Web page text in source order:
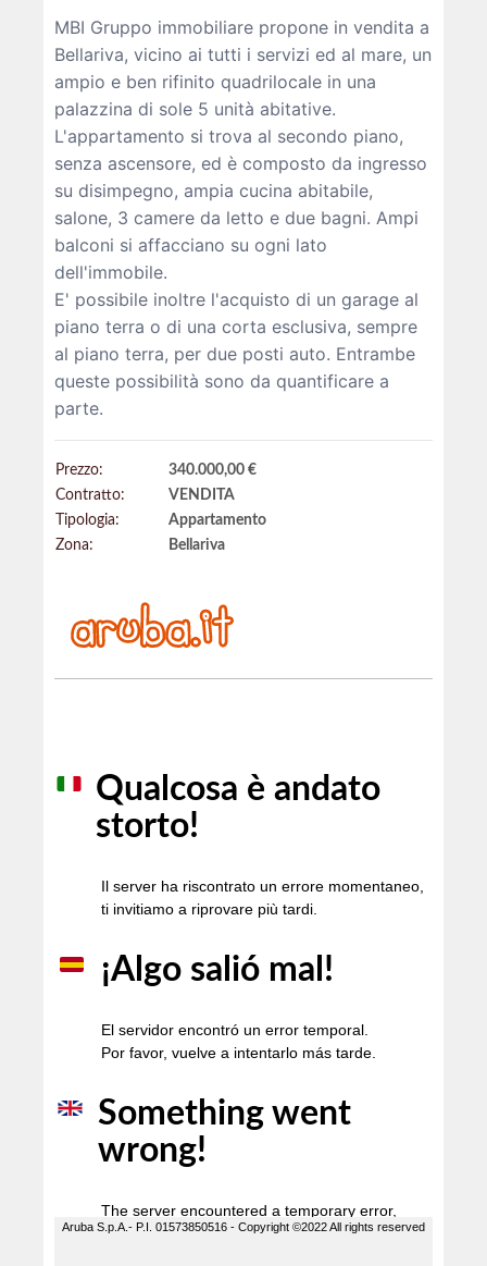
MBI Gruppo immobiliare propone in vendita a
Bellariva, vicino ai tutti i servizi ed al mare, un
ampio e ben rifinito quadrilocale in una
palazzina di sole 5 unità abitative.
L'appartamento si trova al secondo piano,
senza ascensore, ed è composto da ingresso
su disimpegno, ampia cucina abitabile,
salone, 3 camere da letto e due bagni. Ampi
balconi si affacciano su ogni lato
dell'immobile.
E' possibile inoltre l'acquisto di un garage al
piano terra o di una corta esclusiva, sempre
al piano terra, per due posti auto. Entrambe
queste possibilità sono da quantificare a
parte.
Prezzo:
340.000,00 €
Contratto:
VENDITA
Tipologia:
Appartamento
Zona:
Bellariva